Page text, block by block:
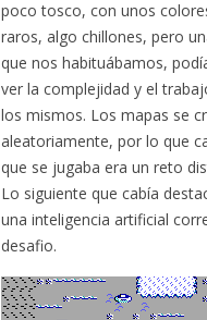
poco tosco, con unos
raros, algo chillones, pero
que nos habituábamos,
ver la complejidad y el
los mismos. Los mapas se
aleatoriamente, por lo que
que se jugaba era un reto
Lo siguiente que cabía
una inteligencia artificial
desafio.